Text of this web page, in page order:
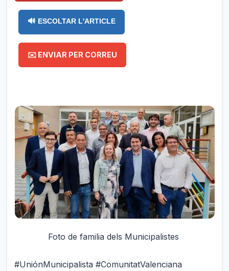
🔊 ESCOLTAR L'ARTICLE
✉️ ENVIAR PER CORREU
Foto de familia dels Municipalistes
#UniónMunicipalista #ComunitatValenciana